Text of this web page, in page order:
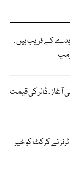
کے قریب ہیں ،
آغاز ، ڈالر کی قیمت
جان ٹرنر نے کرکٹ کو خیر